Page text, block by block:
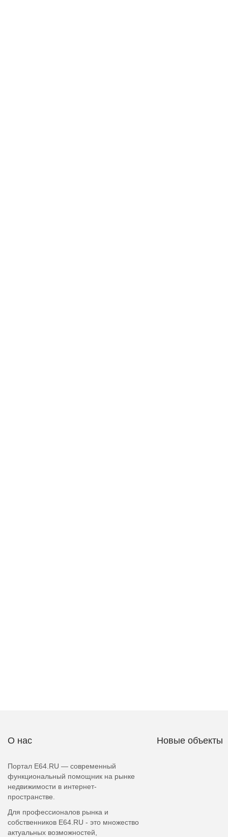
О нас
Портал E64.RU — современный
функциональный помощник на рынке
недвижимости в интернет-
пространстве.
Для профессионалов рынка и
собственников E64.RU - это множество
актуальных возможностей,
Новые объекты